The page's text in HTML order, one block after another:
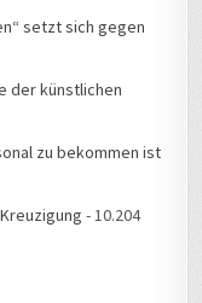
setzt sich gegen
der künstlichen
zu bekommen ist
- 10.204